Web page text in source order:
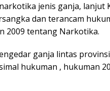
jenis ganja, lanjut
dan terancam
2009 tentang Narkotika.
ganja lintas
hukuman , hukuman